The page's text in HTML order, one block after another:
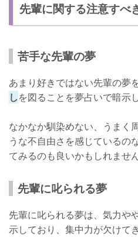
先輩に関する注意すべ
苦手な先輩の夢
あまり好きではない先輩の夢
しを図ることを夢占いで暗示
なかなか馴染めない、うまく
うな不自由さを感じているの
てみるのも良いかもしれません
先輩に叱られる夢
先輩に叱られる夢は、気力や
示しており、集中力が欠けて